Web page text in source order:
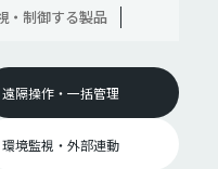
・制御する製品
遠隔操作・一括管理
環境監視・外部連動